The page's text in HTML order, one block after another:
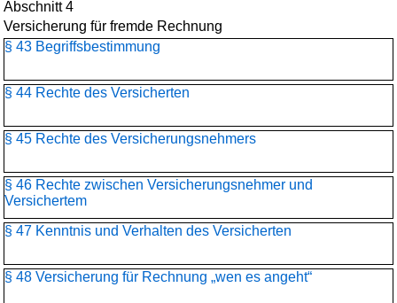
Abschnitt 4
Versicherung für fremde Rechnung
§ 43 Begriffsbestimmung
§ 44 Rechte des Versicherten
§ 45 Rechte des Versicherungsnehmers
§ 46 Rechte zwischen Versicherungsnehmer und
Versichertem
§ 47 Kenntnis und Verhalten des Versicherten
§ 48 Versicherung für Rechnung „wen es angeht“